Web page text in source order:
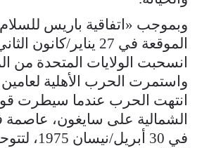
وبموجب «اتفاقية باريس
انسحبت الولايات المتحدة من
واستمرت الحرب الأهلية
انتهت الحرب عندما سيطرت
الشمالية على سايغون، عاصمة
في 30 أبريل/